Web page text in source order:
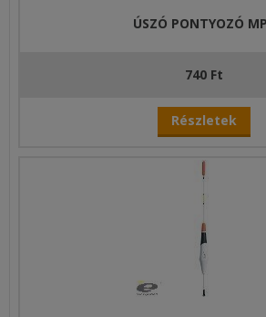
ÚSZÓ PONTYOZÓ
740 Ft
Részletek